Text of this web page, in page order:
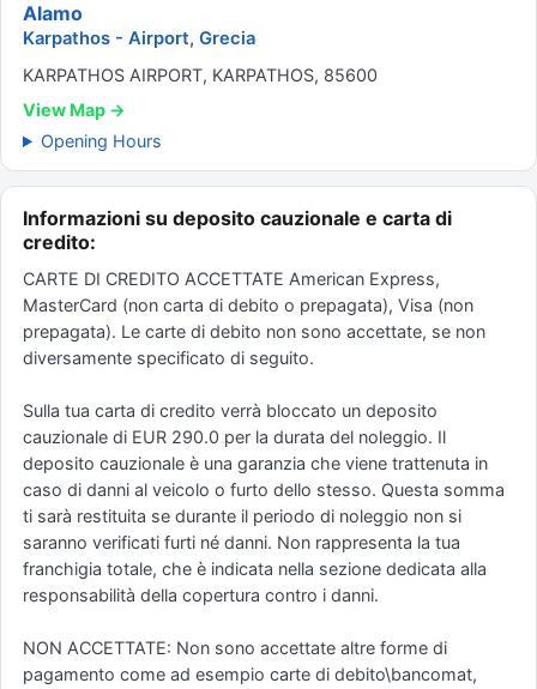
Alamo
Karpathos - Airport, Grecia
KARPATHOS AIRPORT, KARPATHOS, 85600
View Map →
Opening Hours
Informazioni su deposito cauzionale e carta di
credito:
CARTE DI CREDITO ACCETTATE American Express,
MasterCard (non carta di debito o prepagata), Visa (non
prepagata). Le carte di debito non sono accettate, se non
diversamente specificato di seguito.
Sulla tua carta di credito verrà bloccato un deposito
cauzionale di EUR 290.0 per la durata del noleggio. Il
deposito cauzionale è una garanzia che viene trattenuta in
caso di danni al veicolo o furto dello stesso. Questa somma
ti sarà restituita se durante il periodo di noleggio non si
saranno verificati furti né danni. Non rappresenta la tua
franchigia totale, che è indicata nella sezione dedicata alla
responsabilità della copertura contro i danni.
NON ACCETTATE: Non sono accettate altre forme di
pagamento come ad esempio carte di debito\bancomat,